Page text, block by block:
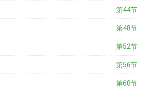
第44节
第48节
第52节
第56节
第60节